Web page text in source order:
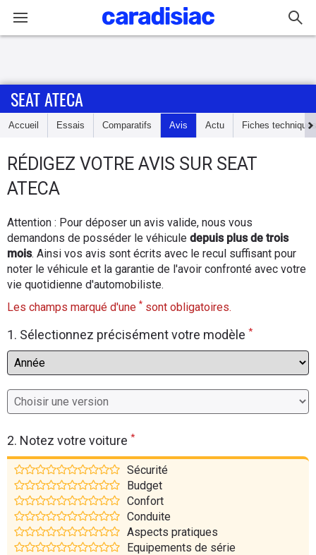
Accueil
Essais
d'achat
Electriques
Flottes
Auto
Moto
Marques
SEAT ATECA
Accueil Essais Comparatifs Avis Actu Fiches techniques
RÉDIGEZ VOTRE AVIS SUR SEAT
ATECA
Attention : Pour déposer un avis valide, nous vous
demandons de posséder le véhicule depuis plus de trois
mois. Ainsi vos avis sont écrits avec le recul suffisant pour
noter le véhicule et la garantie de l'avoir confronté avec votre
vie quotidienne d'automobiliste.
Les champs marqué d'une * sont obligatoires.
1. Sélectionnez précisément votre modèle *
2. Notez votre voiture *
Sécurité
Budget
Confort
Conduite
Aspects pratiques
Equipements de série